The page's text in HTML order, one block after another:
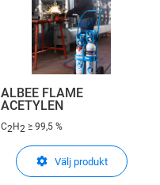
ALBEE FLAME
ACETYLEN
C2H2 ≥ 99,5 %
Välj produkt